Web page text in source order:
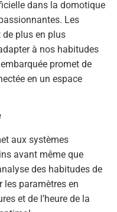
dans la domotique
Les
plus en plus
à nos habitudes
promet de
en un espace
aux systèmes
avant même que
des habitudes de
les paramètres en
et de l’heure de la